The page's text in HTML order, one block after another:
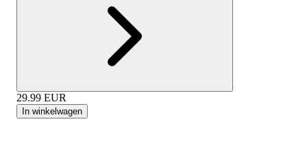
29.99 EUR
In winkelwagen